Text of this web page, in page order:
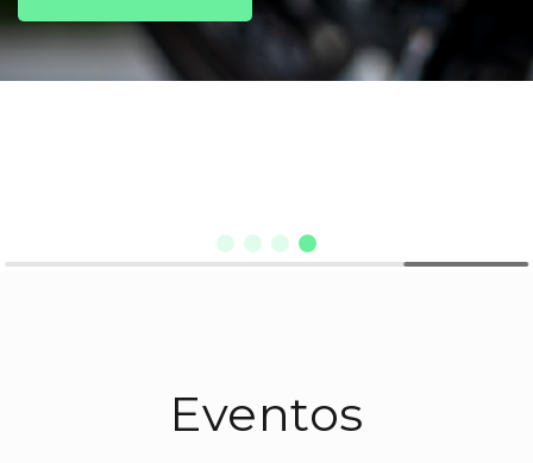
Eventos